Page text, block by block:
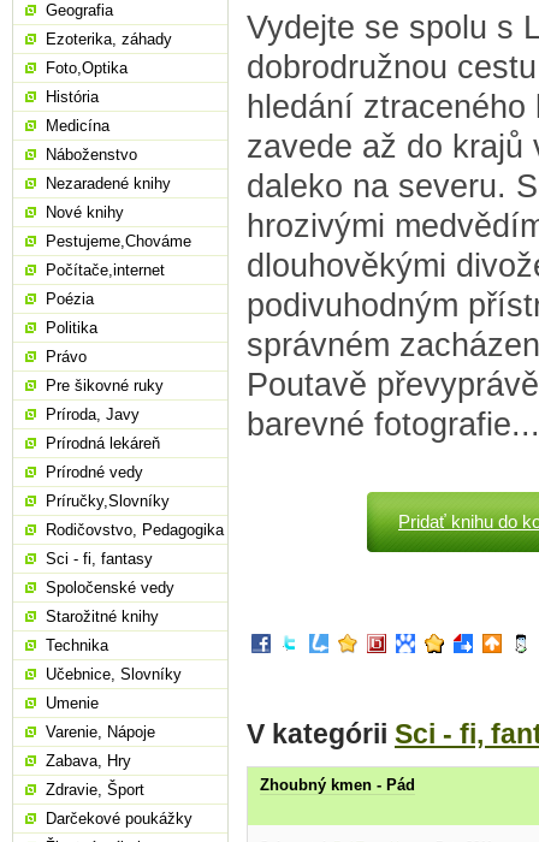
Vydejte se spolu s
dobrodružnou
hledání ztraceného
zavede až do krajů
daleko na severu.
hrozivými
dlouhověkými
podivuhodným
správném
Poutavě
barevné
Pridať knihu do
V kategórii Sci - fi,
Zhoubný kmen - Pád
Geografia
Ezoterika, záhady
Foto,Optika
História
Medicína
Náboženstvo
Nezaradené knihy
Nové knihy
Pestujeme,Chováme
Počítače,internet
Poézia
Politika
Právo
Pre šikovné ruky
Príroda, Javy
Prírodná lekáreň
Prírodné vedy
Príručky,Slovníky
Rodičovstvo, Pedagogika
Sci - fi, fantasy
Spoločenské vedy
Starožitné knihy
Technika
Učebnice, Slovníky
Umenie
Varenie, Nápoje
Zabava, Hry
Zdravie, Šport
Darčekové poukážky